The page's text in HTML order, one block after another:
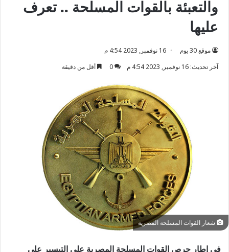
والتعبئة بالقوات المسلحة .. تعرف
عليها
موقع 30 يوم
16 نوفمبر, 2023 4:54 م
آخر تحديث: 16 نوفمبر, 2023 4:54 م
0 أقل من دقيقة
شعار القوات المسلحة المصرية
فى إطار حرص القوات المسلحة المصرية على التيسير على